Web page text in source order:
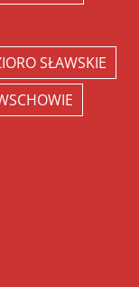
SŁAWSKIE